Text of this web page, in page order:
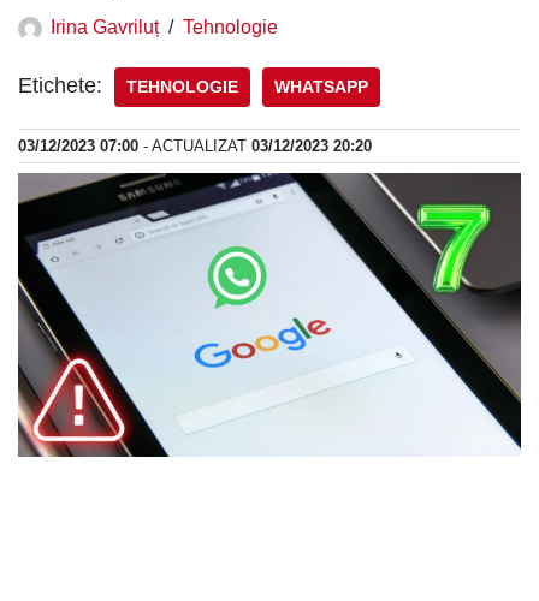
Irina Gavriluț Tehnologie
Etichete: TEHNOLOGIE WHATSAPP
03/12/2023 07:00 - ACTUALIZAT 03/12/2023 20:20